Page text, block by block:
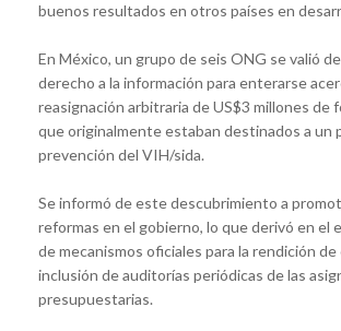
buenos resultados en otros países en
En México, un grupo de seis ONG se valió
derecho a la información para enterarse
reasignación arbitraria de US$3 millones de
que originalmente estaban destinados a un
prevención del VIH/sida.
Se informó de este descubrimiento a
reformas en el gobierno, lo que derivó en el
de mecanismos oficiales para la rendición
inclusión de auditorías periódicas de las
presupuestarias.